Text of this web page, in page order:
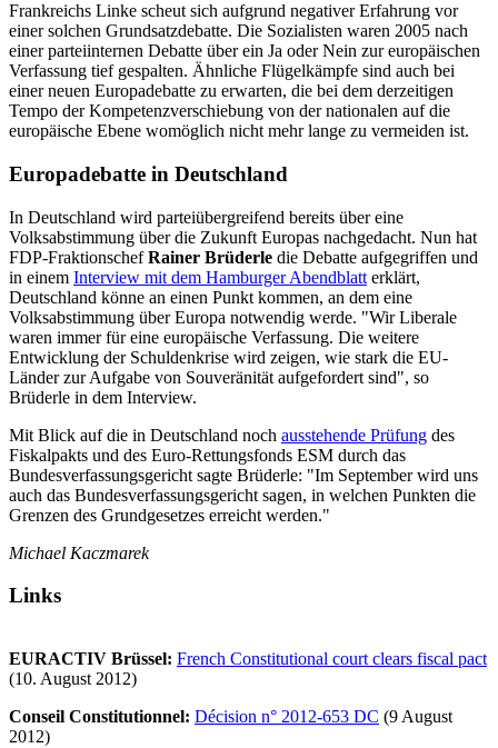
Frankreichs Linke scheut sich aufgrund negativer Erfahrung vor
einer solchen Grundsatzdebatte. Die Sozialisten waren 2005 nach
einer parteiinternen Debatte über ein Ja oder Nein zur europäischen
Verfassung tief gespalten. Ähnliche Flügelkämpfe sind auch bei
einer neuen Europadebatte zu erwarten, die bei dem derzeitigen
Tempo der Kompetenzverschiebung von der nationalen auf die
europäische Ebene womöglich nicht mehr lange zu vermeiden ist.
Europadebatte in Deutschland
In Deutschland wird parteiübergreifend bereits über eine
Volksabstimmung über die Zukunft Europas nachgedacht. Nun hat
FDP-FraktionschefRainer Brüderle die Debatte aufgegriffen und
in einem Interview mit dem Hamburger Abendblatt erklärt,
Deutschland könne an einen Punkt kommen, an dem eine
Volksabstimmung über Europa notwendig werde. "Wir Liberale
waren immer für eine europäische Verfassung. Die weitere
Entwicklung der Schuldenkrise wird zeigen, wie stark die EU-
Länder zur Aufgabe von Souveränität aufgefordert sind", so
Brüderle in dem Interview.
Mit Blick auf die in Deutschland noch ausstehende Prüfung des
Fiskalpakts und des Euro-Rettungsfonds ESM durch das
Bundesverfassungsgericht sagte Brüderle: "Im September wird uns
auch das Bundesverfassungsgericht sagen, in welchen Punkten die
Grenzen des Grundgesetzes erreicht werden."
Michael Kaczmarek
Links
EURACTIV Brüssel: French Constitutional court clears fiscal pact
(10. August 2012)
Conseil Constitutionnel: Décision n° 2012-653 DC (9 August
2012)